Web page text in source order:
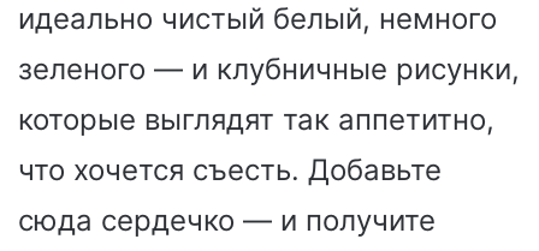
идеально чистый белый, немного
зеленого — и клубничные рисунки,
которые выглядят так аппетитно,
что хочется съесть. Добавьте
сюда сердечко — и получите